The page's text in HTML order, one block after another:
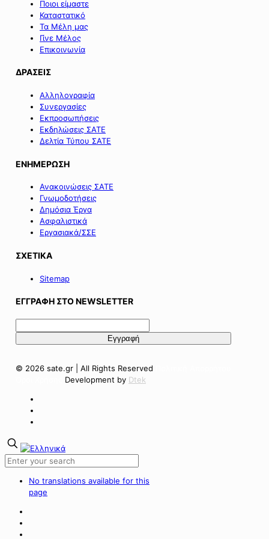
Ποιοι είμαστε
Καταστατικό
Τα Μέλη μας
Γίνε Μέλος
Επικοινωνία
ΔΡΑΣΕΙΣ
Αλληλογραφία
Συνεργασίες
Εκπροσωπήσεις
Εκδηλώσεις ΣΑΤΕ
Δελτία Τύπου ΣΑΤΕ
ΕΝΗΜΕΡΩΣΗ
Ανακοινώσεις ΣΑΤΕ
Γνωμοδοτήσεις
Δημόσια Έργα
Ασφαλιστικά
Εργασιακά/ΣΣΕ
ΣΧΕΤΙΚΑ
Sitemap
ΕΓΓΡΑΦΗ ΣΤΟ NEWSLETTER
© 2026 sate.gr | All Rights Reserved
Development by Dtek
No translations available for this
page